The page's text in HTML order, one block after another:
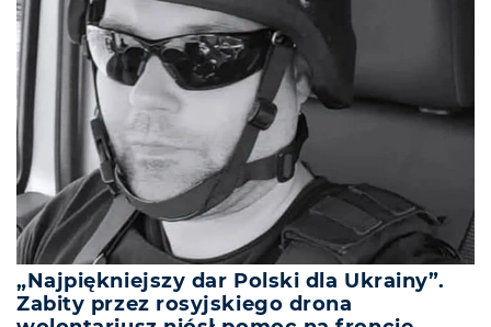
„Najpiękniejszy dar Polski dla Ukrainy”.
Zabity przez rosyjskiego drona